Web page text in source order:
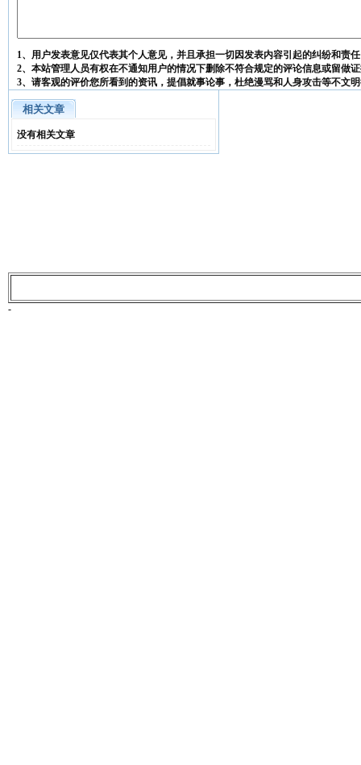
1、用户发表意见仅代表其个人意见，并且承担一切因发表内容引起的纠纷和责
2、本站管理人员有权在不通知用户的情况下删除不符合规定的评论信息或留做
3、请客观的评价您所看到的资讯，提倡就事论事，杜绝漫骂和人身攻击等不文
相关文章
没有相关文章
-